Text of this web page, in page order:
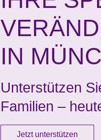
IN
Unterstützen
Familien –
Jetzt unterstützen